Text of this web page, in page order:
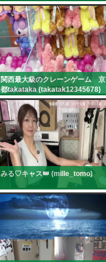
関西最大級のクレーンゲーム 京
都takataka (takatak12345678)
みる♡キャス👑 (mille_tomo)